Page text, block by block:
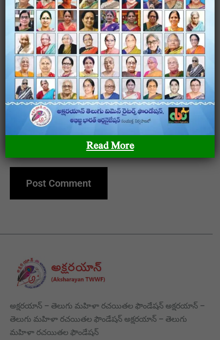
Email*
Website
Save my name, email, and website in this browser
for the next time I comment.
అక్షరయాన్ – తెలుగు మహిళా రచయితల ఫౌండేషన్ అక్షరయాన్ –
తెలుగు మహిళా రచయితల ఫౌండేషన్ అక్షరయాన్ – తెలుగు
మహిళా రచయితల ఫౌండేషన్
Read More